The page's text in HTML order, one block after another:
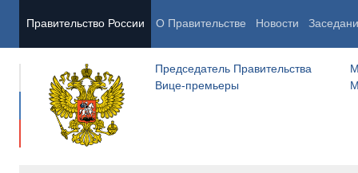
Правительство России О Правительстве Новости
Председатель Правительства
Вице-премьеры